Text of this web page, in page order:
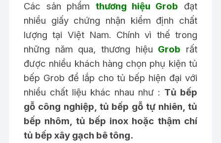
Các sản phẩm thương hiệu Grob đạt
nhiều giấy chứng nhận kiểm định chất
lượng tại Việt Nam. Chính vì thế trong
những năm qua, thương hiệu Grob rất
được nhiều khách hàng chọn phụ kiện tủ
bếp Grob để lắp chotủ bếp hiện đại với
nhiều chất liệu khác nhau như : Tủ bếp
gỗ công nghiệp, tủ bếp gỗ tự nhiên, tủ
bếp nhôm, tủ bếp inox hoặc thậm chí
tủ bếp xây gạch bê tông.